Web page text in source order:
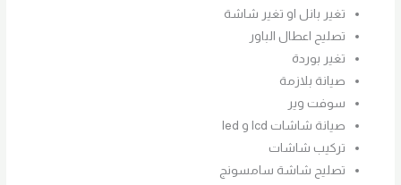
تغير بانل او تغير شاشة
تصليح اعطال الباور
تغير بوردة
صيانة بلازمة
سوفت وير
صيانة شاشات lcd و led
تركيب شاشات
تصليح شاشة سامسونج